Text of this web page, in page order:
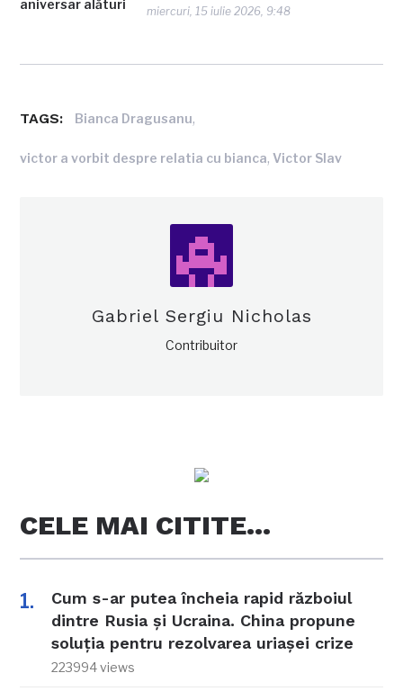
miercuri, 15 iulie 2026, 9:48
TAGS: Bianca Dragusanu,
victor a vorbit despre relatia cu bianca,Victor Slav
Gabriel Sergiu Nicholas
Contribuitor
CELE MAI CITITE…
Cum s-ar putea încheia rapid războiul
dintre Rusia și Ucraina. China propune
soluția pentru rezolvarea uriașei crize
223994 views